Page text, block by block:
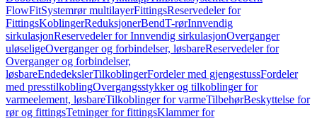
FlowFitSystemrør multilayerFittingsReservedeler for
FittingsKoblingerReduksjonerBendT-rørInnvendig
sirkulasjonReservedeler for Innvendig sirkulasjonOverganger
uløseligeOverganger og forbindelser, løsbareReservedeler for
Overganger og forbindelser,
løsbareEndedekslerTilkoblingerFordeler med gjengestussFordeler
med presstilkoblingOvergangsstykker og tilkoblinger for
varmeelement, løsbareTilkoblinger for varmeTilbehørBeskyttelse for
rør og fittingsTetninger for fittingsKlammer for